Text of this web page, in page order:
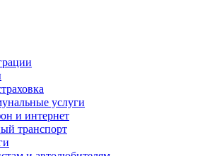
услуги
и интернет
транспорт